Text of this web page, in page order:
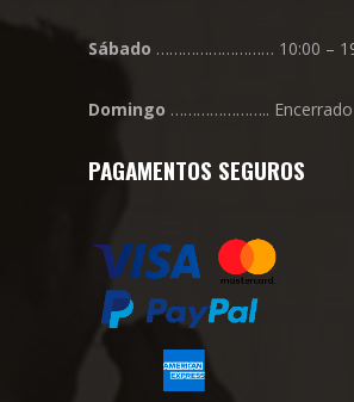
Sábado ……………………… 10:00 –
Domingo ………………….. Encerrado
PAGAMENTOS SEGUROS